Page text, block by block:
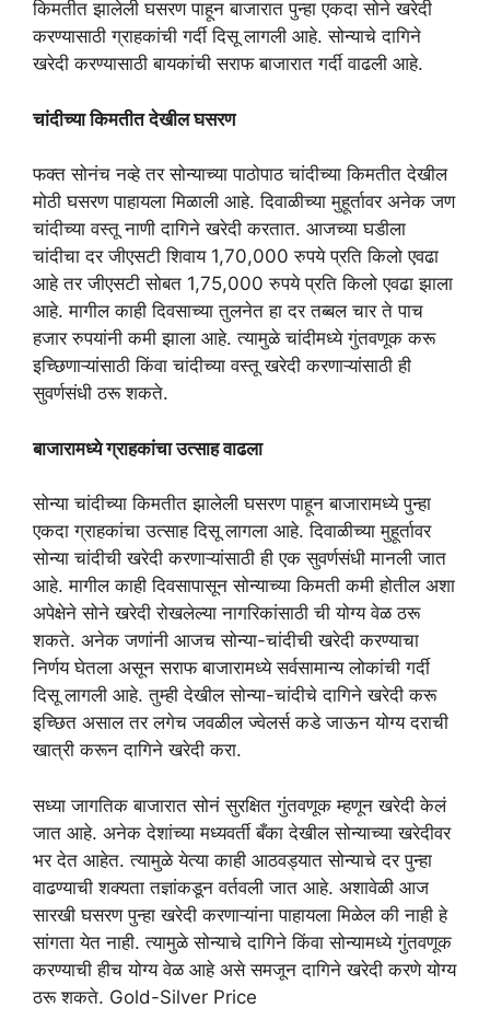
किमतीत झालेली घसरण पाहून बाजारात पुन्हा एकदा सोने खरेदी
करण्यासाठी ग्राहकांची गर्दी दिसू लागली आहे. सोन्याचे दागिने
खरेदी करण्यासाठी बायकांची सराफ बाजारात गर्दी वाढली आहे.
चांदीच्या किमतीत देखील घसरण
फक्त सोनंच नव्हे तर सोन्याच्या पाठोपाठ चांदीच्या किमतीत देखील
मोठी घसरण पाहायला मिळाली आहे. दिवाळीच्या मुहूर्तावर अनेक जण
चांदीच्या वस्तू नाणी दागिने खरेदी करतात. आजच्या घडीला
चांदीचा दर जीएसटी शिवाय 1,70,000 रुपये प्रति किलो एवढा
आहे तर जीएसटी सोबत 1,75,000 रुपये प्रति किलो एवढा झाला
आहे. मागील काही दिवसाच्या तुलनेत हा दर तब्बल चार ते पाच
हजार रुपयांनी कमी झाला आहे. त्यामुळे चांदीमध्ये गुंतवणूक करू
इच्छिणाऱ्यांसाठी किंवा चांदीच्या वस्तू खरेदी करणाऱ्यांसाठी ही
सुवर्णसंधी ठरू शकते.
बाजारामध्ये ग्राहकांचा उत्साह वाढला
सोन्या चांदीच्या किमतीत झालेली घसरण पाहून बाजारामध्ये पुन्हा
एकदा ग्राहकांचा उत्साह दिसू लागला आहे. दिवाळीच्या मुहूर्तावर
सोन्या चांदीची खरेदी करणाऱ्यांसाठी ही एक सुवर्णसंधी मानली जात
आहे. मागील काही दिवसापासून सोन्याच्या किमती कमी होतील अशा
अपेक्षेने सोने खरेदी रोखलेल्या नागरिकांसाठी ची योग्य वेळ ठरू
शकते. अनेक जणांनी आजच सोन्या-चांदीची खरेदी करण्याचा
निर्णय घेतला असून सराफ बाजारामध्ये सर्वसामान्य लोकांची गर्दी
दिसू लागली आहे. तुम्ही देखील सोन्या-चांदीचे दागिने खरेदी करू
इच्छित असाल तर लगेच जवळील ज्वेलर्स कडे जाऊन योग्य दराची
खात्री करून दागिने खरेदी करा.
सध्या जागतिक बाजारात सोनं सुरक्षित गुंतवणूक म्हणून खरेदी केलं
जात आहे. अनेक देशांच्या मध्यवर्ती बँका देखील सोन्याच्या खरेदीवर
भर देत आहेत. त्यामुळे येत्या काही आठवड्यात सोन्याचे दर पुन्हा
वाढण्याची शक्यता तज्ञांकडून वर्तवली जात आहे. अशावेळी आज
सारखी घसरण पुन्हा खरेदी करणाऱ्यांना पाहायला मिळेल की नाही हे
सांगता येत नाही. त्यामुळे सोन्याचे दागिने किंवा सोन्यामध्ये गुंतवणूक
करण्याची हीच योग्य वेळ आहे असे समजून दागिने खरेदी करणे योग्य
ठरू शकते. Gold-Silver Price